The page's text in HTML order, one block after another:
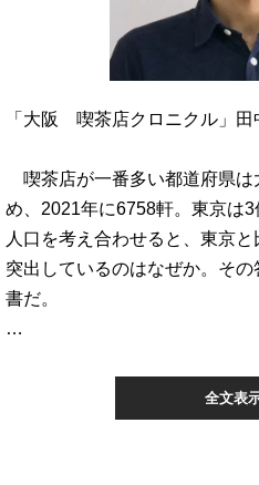
「大阪 喫茶店クロニクル」田
喫茶店が一番多い都道府県は
め、2021年に6758軒。東京は3
人口を考え合わせると、東京
突出しているのはなぜか。そ
書だ。
…
全文表